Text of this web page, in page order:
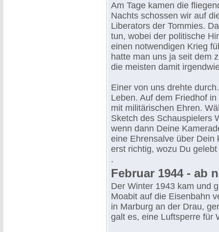
Am Tage kamen die
Nachts schossen wir auf
Liberators der Tommies.
tun, wobei der politische
einen notwendigen Krieg
hatte man uns ja seit dem
die meisten damit
Einer von uns drehte
Leben. Auf dem Friedhof
mit militärischen Ehren.
Sketch des Schauspielers
wenn dann Deine
eine Ehrensalve über Dein
erst richtig, wozu Du
.
Februar 1944 - ab
Der Winter 1943 kam und
Moabit auf die Eisenbahn
in Marburg an der Drau,
galt es, eine Luftsperre für